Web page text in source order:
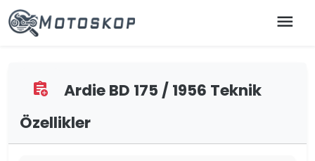
menu
assignment_add
Ardie BD 175 / 1956 Teknik
Özellikler